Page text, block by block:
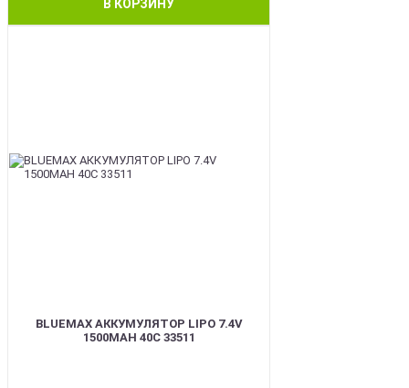
В КОРЗИНУ
BLUEMAX АККУМУЛЯТОР LIPO 7.4V
1500MAH 40C 33511